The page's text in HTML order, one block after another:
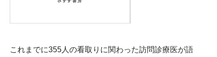
これまでに355人の看取りに関わった訪問診療医が語